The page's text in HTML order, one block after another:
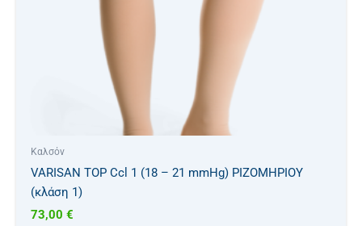
Καλσόν
VARISAN TOP Ccl 1 (18 – 21 mmHg) ΡΙΖΟΜΗΡΙΟΥ
(κλάση 1)
73,00 €
επιλεγούν
του
προϊόντος